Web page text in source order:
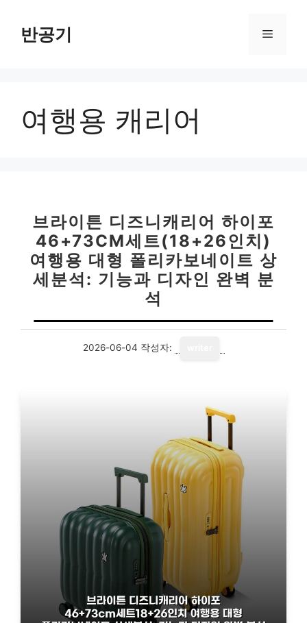
반공기 메
여행용 캐리어
브라이튼 디즈니캐리어 하이포
46+73CM세트(18+26인치)
여행용 대형 폴리카보네이트 상
세분석: 기능과 디자인 완벽 분
석
2026-06-04 작성자: